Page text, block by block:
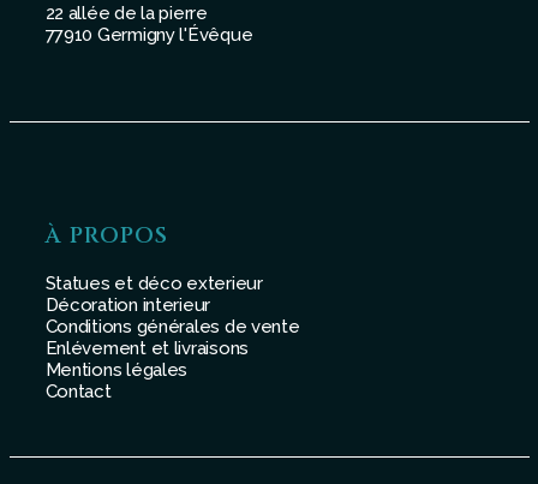
22 allée de la pierre
77910 Germigny l'Évêque
À PROPOS
Statues et déco exterieur
Décoration interieur
Conditions générales de vente
Enlévement et livraisons
Mentions légales
Contact